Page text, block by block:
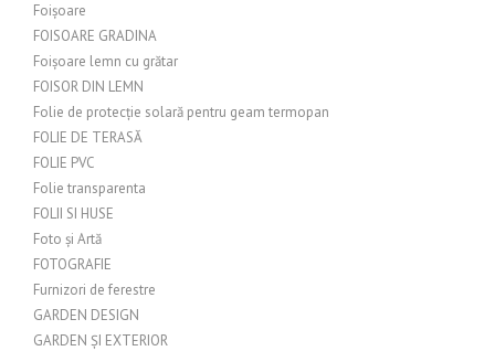
Foișoare
FOISOARE GRADINA
Foișoare lemn cu grătar
FOISOR DIN LEMN
Folie de protecție solară pentru geam termopan
FOLIE DE TERASĂ
FOLIE PVC
Folie transparenta
FOLII SI HUSE
Foto și Artă
FOTOGRAFIE
Furnizori de ferestre
GARDEN DESIGN
GARDEN ȘI EXTERIOR